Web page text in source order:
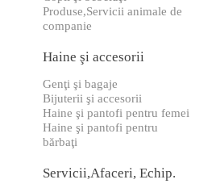
Produse,Servicii animale de
companie
Haine şi accesorii
Genţi şi bagaje
Bijuterii şi accesorii
Haine şi pantofi pentru femei
Haine şi pantofi pentru
bărbaţi
Servicii,Afaceri, Echip.